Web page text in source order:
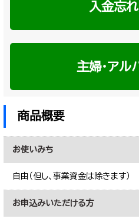
入金忘
主婦・アル
商品概要
お使いみち
自由（但し、事業資金は除きます）
お申込みいただける方